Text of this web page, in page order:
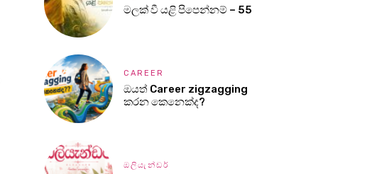
මලක් වී යළි පිපෙන්නම් – 55
CAREER
ඔයත් Career zigzagging
කරන කෙනෙක්ද?
ඔලියැන්ඩර්